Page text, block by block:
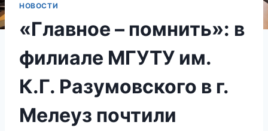
НОВОСТИ
«Главное – помнить»: в
филиале МГУТУ им.
К.Г. Разумовского в г.
Мелеуз почтили